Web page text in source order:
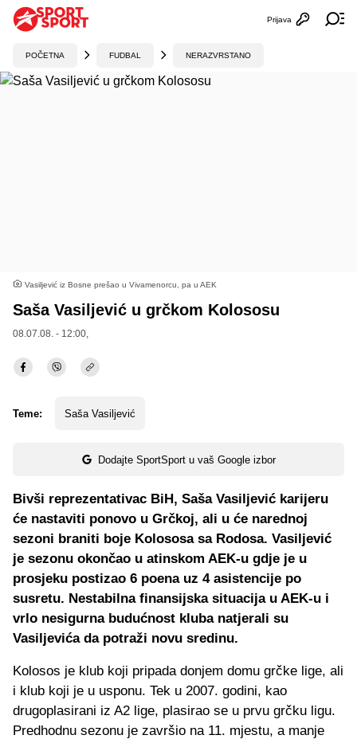
Otvori
Prijava
POČETNA FUDBAL NERAZVRSTANO
Vasiljević iz Bosne prešao u Vivamenorcu, pa u AEK
Saša Vasiljević u grčkom Kolososu
08.07.08. - 12:00,
Teme: Saša Vasiljević
Dodajte SportSport u vaš Google izbor
Bivši reprezentativac BiH, Saša Vasiljević karijeru
će nastaviti ponovo u Grčkoj, ali u će narednoj
sezoni braniti boje Kolososa sa Rodosa. Vasiljević
je sezonu okončao u atinskom AEK-u gdje je u
prosjeku postizao 6 poena uz 4 asistencije po
susretu. Nestabilna finansijska situacija u AEK-u i
vrlo nesigurna budućnost kluba natjerali su
Vasiljevića da potraži novu sredinu.
Kolosos je klub koji pripada donjem domu grčke lige, ali
i klub koji je u usponu. Tek u 2007. godini, kao
drugoplasirani iz A2 lige, plasirao se u prvu grčku ligu.
Predhodnu sezonu je završio na 11. mjestu, a manje